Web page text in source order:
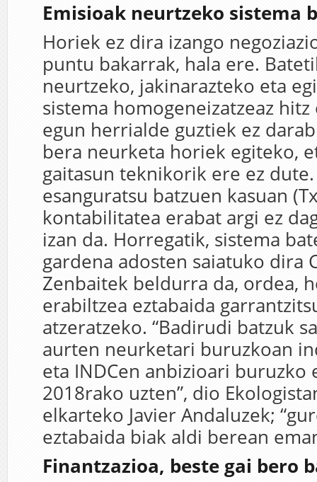
Emisioak neurtzeko sistema
Horiek ez dira izango
puntu bakarrak, hala ere.
neurtzeko, jakinarazteko eta
sistema homogeneizatzeaz
egun herrialde guztiek ez
bera neurketa horiek egiteko,
gaitasun teknikorik ere ez
esanguratsu batzuen kasuan
kontabilitatea erabat argi ez
izan da. Horregatik, sistema
gardena adosten saiatuko dira
Zenbaitek beldurra da, ordea,
erabiltzea eztabaida
atzeratzeko. “Badirudi batzuk
aurten neurketari buruzkoan
eta INDCen anbizioari buruzko
2018rako uzten”, dio
elkarteko Javier Andaluzek;
eztabaida biak aldi berean
Finantzazioa, beste gai bero